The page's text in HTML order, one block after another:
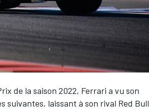
de la saison 2022, Ferrari a vu son
suivantes, laissant à son rival Red Bull